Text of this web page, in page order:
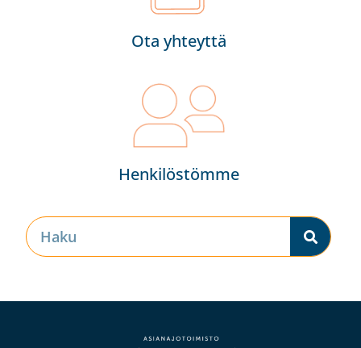
Ota yhteyttä
Henkilöstömme